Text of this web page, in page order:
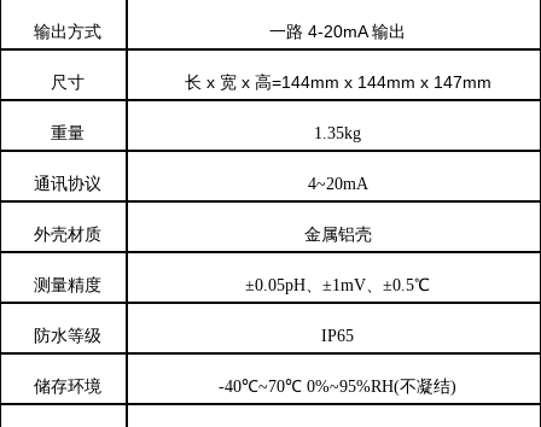
输出方式 一路 4-20mA 输出
尺寸 长 x 宽 x 高=144mm x 144mm x 147mm
重量 1.35kg
通讯协议 4~20mA
外壳材质 金属铝壳
测量精度 ±0.05pH、±1mV、±0.5℃
防水等级 IP65
储存环境 -40℃~70℃ 0%~95%RH(不凝结)